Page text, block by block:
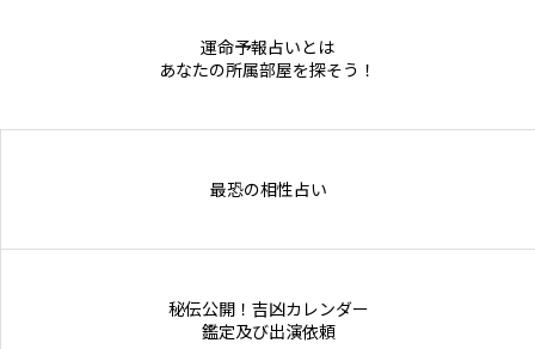
運命予報占いとは
あなたの所属部屋を探そう！
最恐の相性占い
秘伝公開！吉凶カレンダー
鑑定及び出演依頼